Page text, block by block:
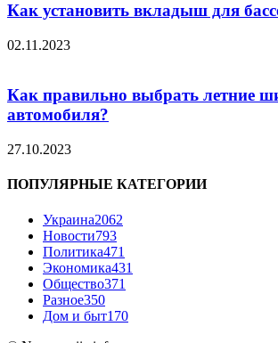
Как установить вкладыш для
02.11.2023
Как правильно выбрать летние
автомобиля?
27.10.2023
ПОПУЛЯРНЫЕ КАТЕГОРИИ
Украина2062
Новости793
Политика471
Экономика431
Общество371
Разное350
Дом и быт170